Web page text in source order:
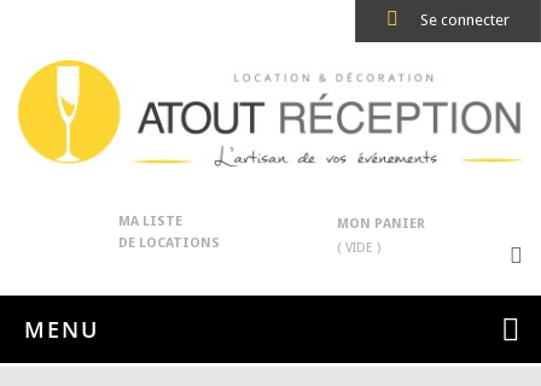
Se connecter
MA LISTE
DE LOCATIONS
MON PANIER
( VIDE )
MENU